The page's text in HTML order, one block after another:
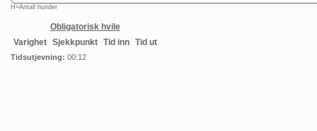
H=Antall hunder
Obligatorisk hvile
Varighet Sjekkpunkt Tid inn Tid ut
Tidsutjevning: 00:12